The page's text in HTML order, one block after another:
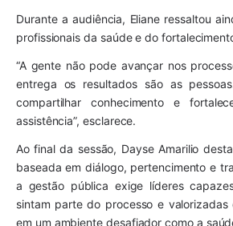
Durante a audiência, Eliane ressaltou
profissionais da saúde e do
“A gente não pode avançar nos
entrega os resultados são as
compartilhar conhecimento e
assistência”, esclarece.
Ao final da sessão, Dayse Amarilio
baseada em diálogo, pertencimento e
a gestão pública exige líderes
sintam parte do processo e
em um ambiente desafiador como a